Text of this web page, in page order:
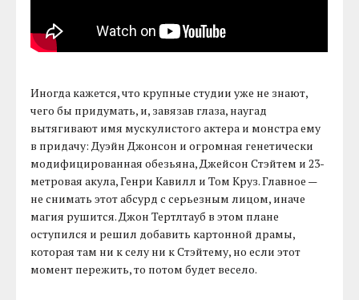
Иногда кажется, что крупные студии уже не знают,
чего бы придумать, и, завязав глаза, наугад
вытягивают имя мускулистого актера и монстра ему
в придачу: Дуэйн Джонсон и огромная генетически
модифицированная обезьяна, Джейсон Стэйтем и 23-
метровая акула, Генри Кавилл и Том Круз. Главное —
не снимать этот абсурд с серьезным лицом, иначе
магия рушится. Джон Тертлтауб в этом плане
оступился и решил добавить картонной драмы,
которая там ни к селу ни к Стэйтему, но если этот
момент пережить, то потом будет весело.